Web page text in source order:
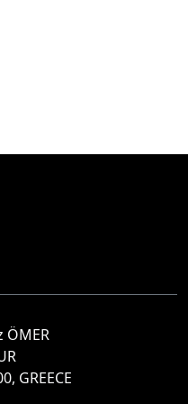
ÖMER
GREECE